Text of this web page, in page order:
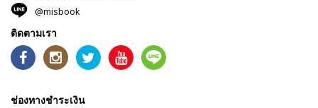
@misbook
ติดตามเรา
ช่องทางชำระเงิน